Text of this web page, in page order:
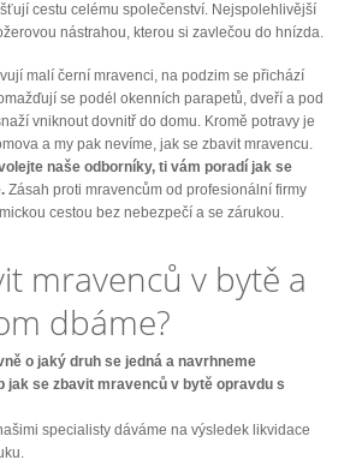
cestu celému společenství. Nejspolehlivější
nástrahou, kterou si zavlečou do hnízda.
malí černí mravenci, na podzim se přichází
se podél okenních parapetů, dveří a pod
vniknout dovnitř do domu. Kromě potravy je
a my pak nevíme, jak se zbavit mravencu.
naše odborníky, ti vám poradí jak se
Zásah proti mravencům od profesionální firmy
cestou bez nebezpečí a se zárukou.
mravenců v bytě a
dbáme?
o jaký druh se jedná a navrhneme
jak se zbavit mravenců v bytě opravdu s
specialisty dáváme na výsledek likvidace